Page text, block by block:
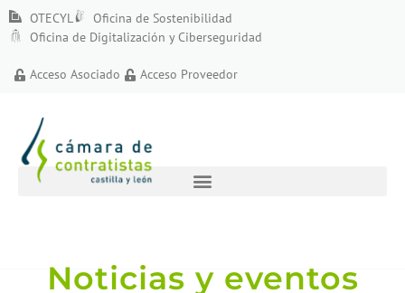
OTECYL
Oficina de Sostenibilidad
Oficina de Digitalización y Ciberseguridad
Acceso Asociado Acceso Proveedor
Noticias y eventos